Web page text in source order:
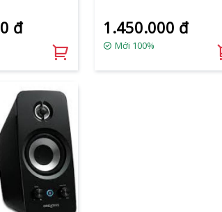
đ 1.450.000 đ
Mới 100%